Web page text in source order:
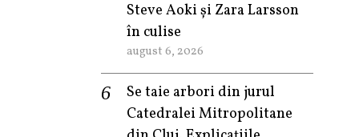
Steve Aoki și Zara Larsson
în culise
august 6, 2026
Se taie arbori din jurul
Catedralei Mitropolitane